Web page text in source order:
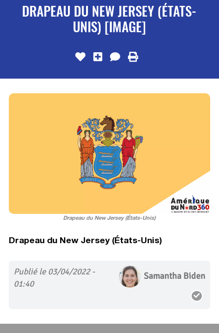
DRAPEAU DU NEW JERSEY (ÉTATS-
UNIS) [IMAGE]
Drapeau du New Jersey (États-Unis)
Drapeau du New Jersey (États-Unis)
Publié le 03/04/2022 -
01:40
Samantha Biden